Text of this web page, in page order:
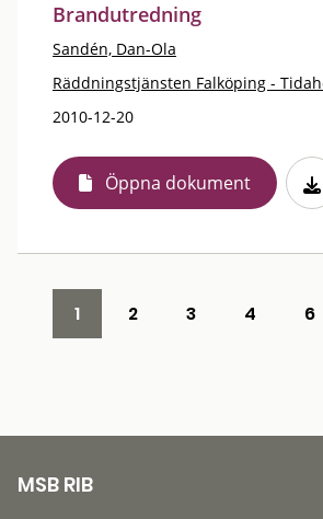
Brandutredning
Sandén, Dan-Ola
Räddningstjänsten Falköping -
2010-12-20
Öppna dokument
1 2 3 4 6
MSB RIB